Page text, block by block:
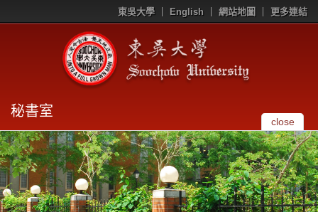
東吳大學 English 網站地圖 更多連結
秘書室
close